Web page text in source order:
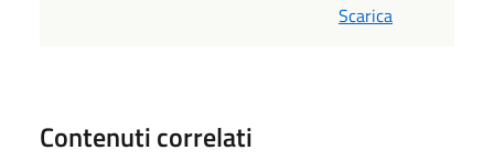
Scarica
Contenuti correlati